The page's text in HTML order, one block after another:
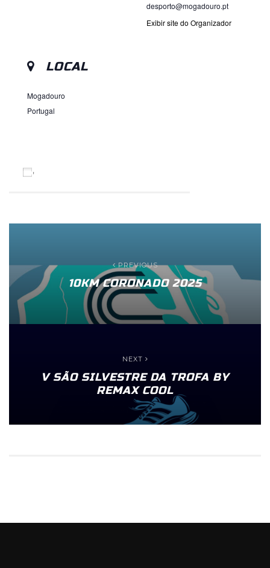
LOCAL
Mogadouro
Portugal
desporto@mogadouro.pt
Exibir site do Organizador
PREVIOUS
10KM CORONADO 2025
NEXT
V SÃO SILVESTRE DA TROFA BY
REMAX COOL